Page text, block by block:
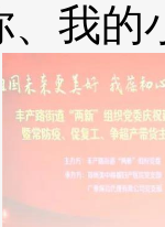
、我